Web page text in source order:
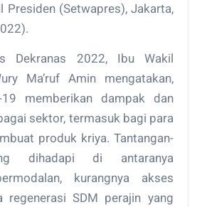
Presiden (Setwapres), Jakarta,
Dekranas 2022, Ibu Wakil
Ma’ruf Amin mengatakan,
19 memberikan dampak dan
sektor, termasuk bagi para
produk kriya. Tantangan-
dihadapi di antaranya
kurangnya akses
regenerasi SDM perajin yang